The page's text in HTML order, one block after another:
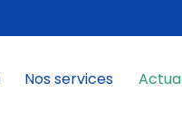
Nos services